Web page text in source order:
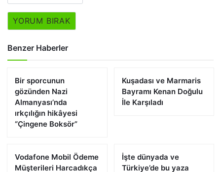
YORUM BIRAK
Benzer Haberler
Bir sporcunun
gözünden Nazi
Almanyası’nda
ırkçılığın hikâyesi
“Çingene Boksör”
Kuşadası ve Marmaris
Bayramı Kenan Doğulu
İle Karşıladı
Vodafone Mobil Ödeme
Müşterileri Harcadıkça
İşte dünyada ve
Türkiye’de bu yaza